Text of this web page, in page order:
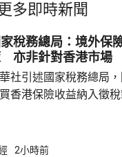
更多即時新聞
家稅務總局：境外保
亦非針對香港市場
社引述國家稅務總局
香港保險收益納入徵
稅義務，境外保險收益
2小時前